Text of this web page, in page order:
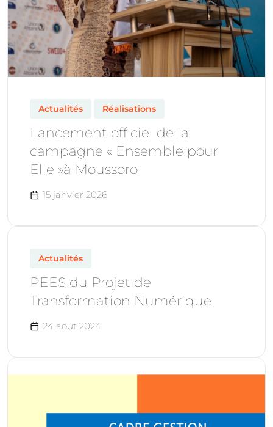
Actualités Réalisations
Lancement officiel de la
campagne « Ensemble pour
Elle »à Moussoro
15 janvier 2026
Actualités
PEES du Projet de
Transformation Numérique
24 août 2024